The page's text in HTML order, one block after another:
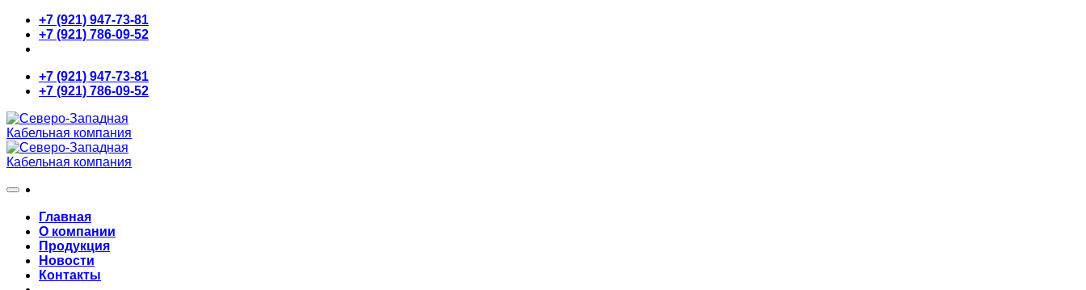
Skip
content
+7 (921) 947-73-81
+7 (921) 786-09-52
+7 (921) 947-73-81
+7 (921) 786-09-52
Главная
О компании
Продукция
Новости
Контакты